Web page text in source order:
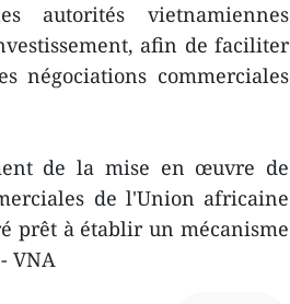
autorités vietnamiennes
afin de faciliter
négociations commerciales
de la mise en œuvre de
de l'Union africaine
prêt à établir un mécanisme
VNA